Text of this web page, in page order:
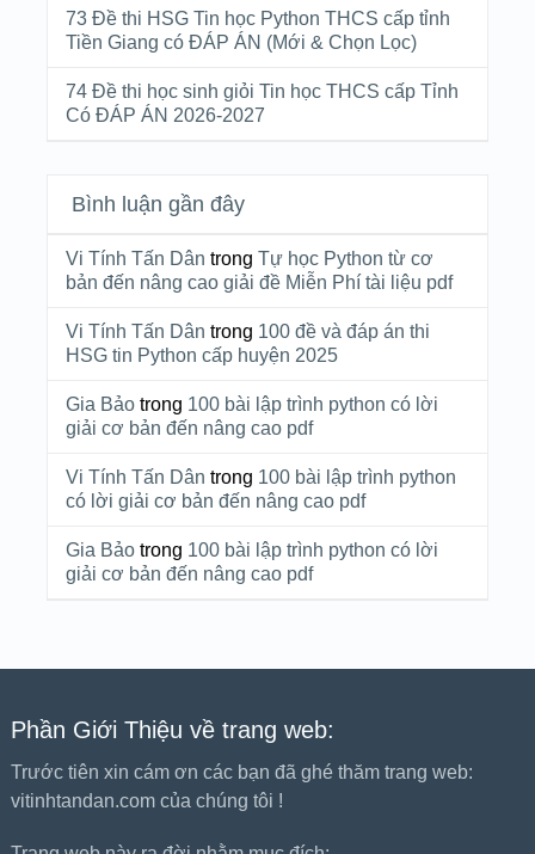
73 Đề thi HSG Tin học Python THCS cấp tỉnh
Tiền Giang có ĐÁP ÁN (Mới & Chọn Lọc)
74 Đề thi học sinh giỏi Tin học THCS cấp Tỉnh
Có ĐÁP ÁN 2026-2027
Bình luận gần đây
Vi Tính Tấn Dân trong Tự học Python từ cơ
bản đến nâng cao giải đề Miễn Phí tài liệu pdf
Vi Tính Tấn Dân trong 100 đề và đáp án thi
HSG tin Python cấp huyện 2025
Gia Bảotrong 100 bài lập trình python có lời
giải cơ bản đến nâng cao pdf
Vi Tính Tấn Dân trong 100 bài lập trình python
có lời giải cơ bản đến nâng cao pdf
Gia Bảotrong 100 bài lập trình python có lời
giải cơ bản đến nâng cao pdf
Phần Giới Thiệu về trang web:
Trước tiên xin cám ơn các bạn đã ghé thăm trang web:
vitinhtandan.com của chúng tôi !